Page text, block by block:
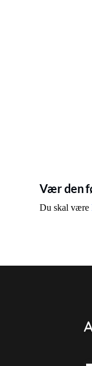
Vær den
Du skal være